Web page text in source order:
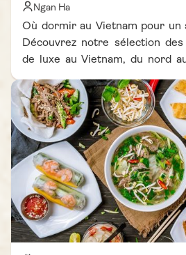
Ngan Ha
Où dormir au Vietnam pour un
Découvrez notre sélection
de luxe au Vietnam, du nord
Vietnam et sud Vietnam pour
inoubliable au cœur de l'Asie.